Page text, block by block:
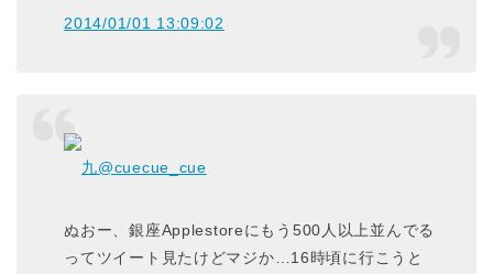
2014/01/01 13:09:02
九@cuecue_cue
ぬおー、銀座Applestoreにもう500人以上並んでる
ってツイート見たけどマジか…16時頃に行こうと